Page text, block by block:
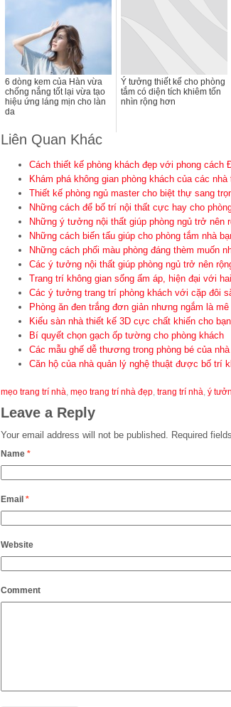
6 dòng kem của Hàn vừa
chống nắng tốt lại vừa tạo
hiệu ứng láng mịn cho làn
da
Ý tưởng thiết kế cho phòng
tắm có diện tích khiêm tốn
nhìn rộng hơn
Liên Quan Khác
Cách thiết kế phòng khách đẹp với phong cách
Khám phá không gian phòng khách của các
Thiết kế phòng ngủ master cho biệt thự sang
Những cách để bố trí nội thất cực hay cho
Những ý tưởng nội thất giúp phòng ngủ trở nên
Những cách biến tấu giúp cho phòng tắm nhà
Những cách phối màu phòng đáng thèm muốn
Các ý tưởng nội thất giúp phòng ngủ trở nên
Trang trí không gian sống ấm áp, hiện đại với
Các ý tưởng trang trí phòng khách với cặp đôi
Phòng ăn đen trắng đơn giản nhưng ngắm là
Kiểu sàn nhà thiết kế 3D cực chất khiến cho
Bí quyết chọn gạch ốp tường cho phòng khách
Các mẫu ghế dễ thương trong phòng bé của
Căn hộ của nhà quản lý nghệ thuật được bố trí
mẹo trang trí nhà, mẹo trang trí nhà đẹp, trang trí nhà, ý
Leave a Reply
Your email address will not be published. Required
Name *
Email *
Website
Comment